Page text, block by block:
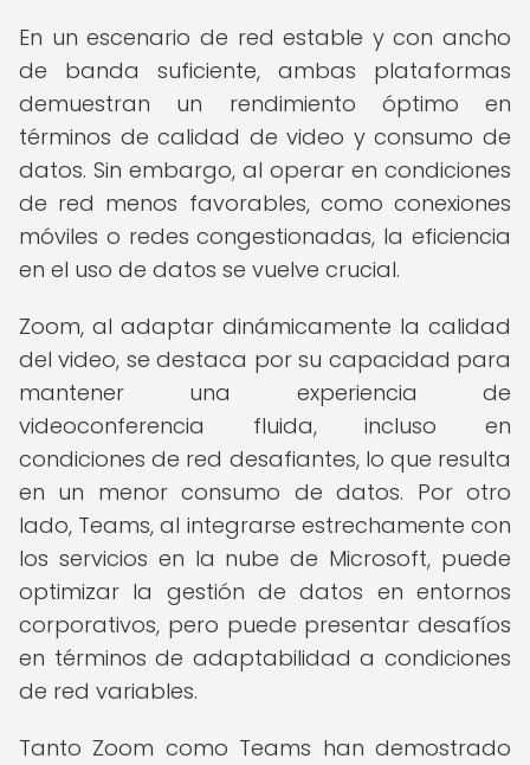
En un escenario de red estable y con ancho
de banda suficiente, ambas plataformas
demuestran un rendimiento óptimo en
términos de calidad de video y consumo de
datos. Sin embargo, al operar en condiciones
de red menos favorables, como conexiones
móviles o redes congestionadas, la eficiencia
en el uso de datos se vuelve crucial.
Zoom, al adaptar dinámicamente la calidad
del video, se destaca por su capacidad para
mantener una experiencia de
videoconferencia fluida, incluso en
condiciones de red desafiantes, lo que resulta
en un menor consumo de datos. Por otro
lado, Teams, al integrarse estrechamente con
los servicios en la nube de Microsoft, puede
optimizar la gestión de datos en entornos
corporativos, pero puede presentar desafíos
en términos de adaptabilidad a condiciones
de red variables.
Tanto Zoom como Teams han demostrado